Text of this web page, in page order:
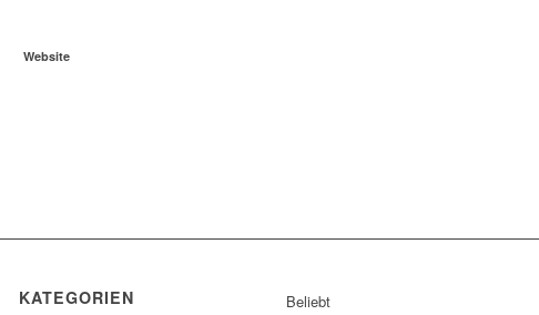
Website
KATEGORIEN Beliebt